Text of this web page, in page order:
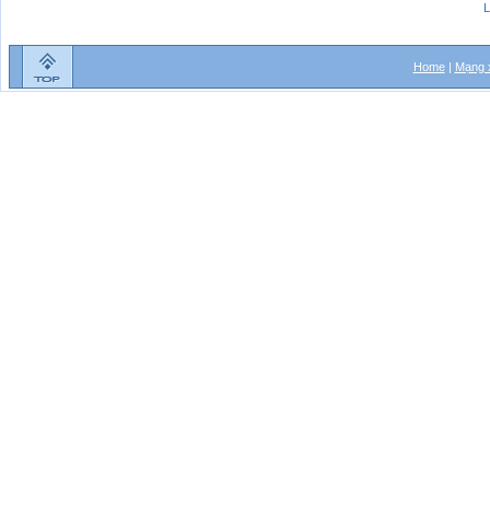
Home| Mạng